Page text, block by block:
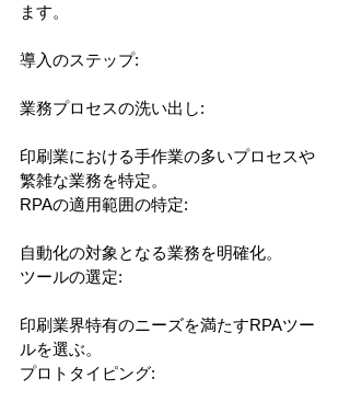
ます。
導入のステップ:
業務プロセスの洗い出し:
印刷業における手作業の多いプロセスや
繁雑な業務を特定。
RPAの適用範囲の特定:
自動化の対象となる業務を明確化。
ツールの選定:
印刷業界特有のニーズを満たすRPAツー
ルを選ぶ。
プロトタイピング: